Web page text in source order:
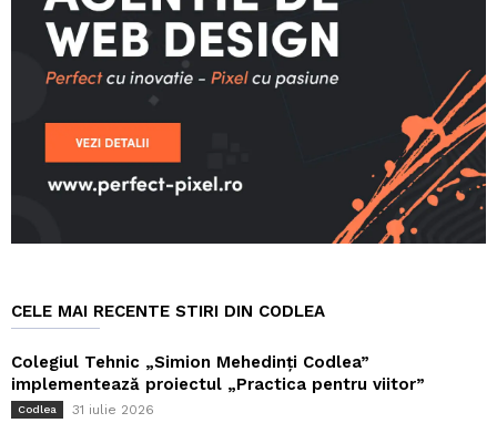
CELE MAI RECENTE STIRI DIN CODLEA
Colegiul Tehnic „Simion Mehedinți Codlea”
implementează proiectul „Practica pentru viitor”
Codlea 31 iulie 2026